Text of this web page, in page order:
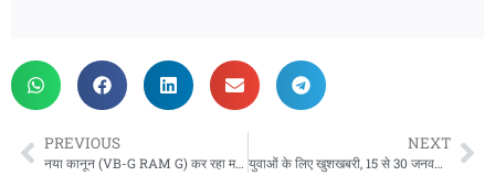
PREVIOUS
नया कानून (VB-G RAM G) कर रहा मनरेगा के “काम के अधिकार” के मूल सिद्धांत को कमजोर – यशपाल आर्य, नेता प्रतिपक्ष
NEXT
युवाओं के लिए खुशखबरी, 15 से 30 जनवरी 2026 तक कोटद्वार में होगी अग्निवीर भर्ती रैली, डॉक्यूमेंट लेकर आएं साथ